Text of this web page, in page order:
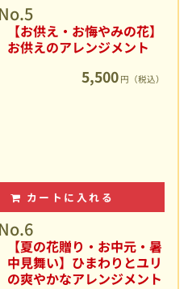
【お供え・お悔やみの花】
お供えのアレンジメント
5,500 円（税込）
カートに入れる
【夏の花贈り・お中元・暑
中見舞い】ひまわりとユリ
の爽やかなアレンジメント